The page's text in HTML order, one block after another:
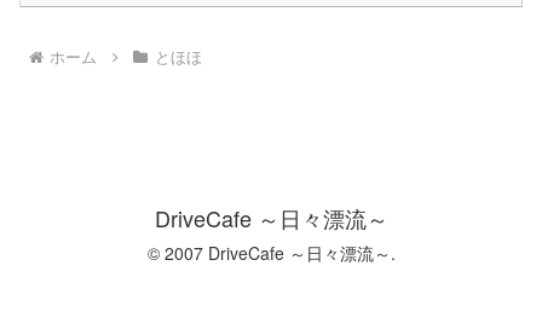
ホーム とほほ
DriveCafe ～日々漂流～
© 2007 DriveCafe ～日々漂流～.